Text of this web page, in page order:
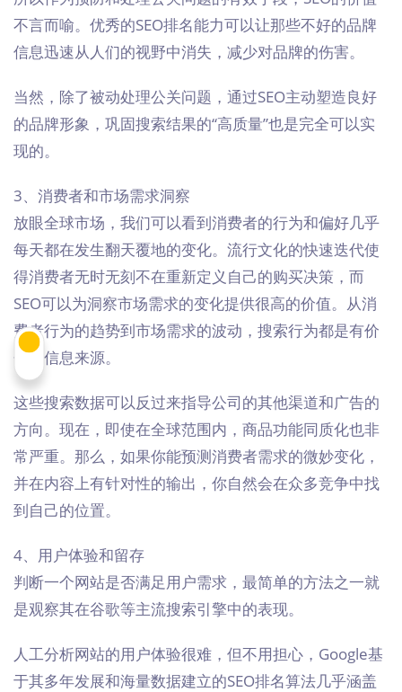
不言而喻。优秀的SEO排名能力可以让那些不好的品牌
信息迅速从人们的视野中消失，减少对品牌的伤害。
当然，除了被动处理公关问题，通过SEO主动塑造良好
的品牌形象，巩固搜索结果的“高质量”也是完全可以实
现的。
3、消费者和市场需求洞察
放眼全球市场，我们可以看到消费者的行为和偏好几乎
每天都在发生翻天覆地的变化。流行文化的快速迭代使
得消费者无时无刻不在重新定义自己的购买决策，而
SEO可以为洞察市场需求的变化提供很高的价值。从消
费者行为的趋势到市场需求的波动，搜索行为都是有价
值的信息来源。
这些搜索数据可以反过来指导公司的其他渠道和广告的
方向。现在，即使在全球范围内，商品功能同质化也非
常严重。那么，如果你能预测消费者需求的微妙变化，
并在内容上有针对性的输出，你自然会在众多竞争中找
到自己的位置。
4、用户体验和留存
判断一个网站是否满足用户需求，最简单的方法之一就
是观察其在谷歌等主流搜索引擎中的表现。
人工分析网站的用户体验很难，但不用担心，Google基
于其多年发展和海量数据建立的SEO排名算法几乎涵盖